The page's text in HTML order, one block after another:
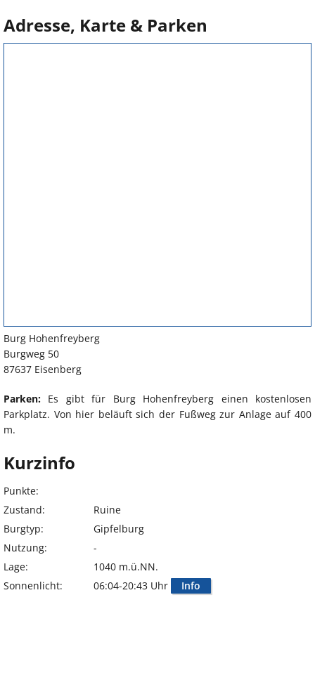
Adresse, Karte & Parken
Burg Hohenfreyberg
Burgweg 50
87637 Eisenberg
Parken: Es gibt für Burg Hohenfreyberg einen kostenlosen
Parkplatz. Von hier beläuft sich der Fußweg zur Anlage auf 400
m.
Kurzinfo
Punkte:
Zustand:
Ruine
Burgtyp:
Gipfelburg
Nutzung:
-
Lage:
1040 m.ü.NN.
Sonnenlicht:
06:04-20:43 Uhr Info